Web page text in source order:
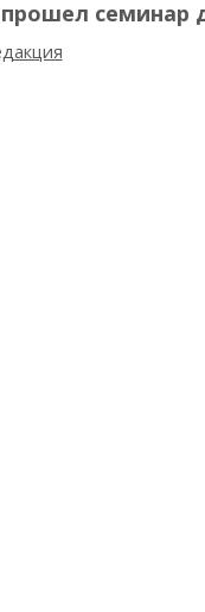
семинар